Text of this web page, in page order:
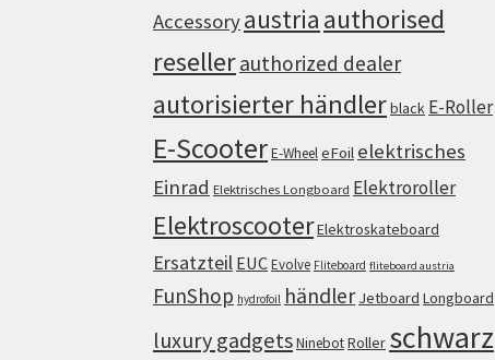
Accessoryaustria authorised
resellerauthorized dealer
autorisierter händlerblack E-Roller
E-ScooterE-WheeleFoil elektrisches
Einrad Elektrisches Longboard Elektroroller
ElektroscooterElektroskateboard
Ersatzteil EUCEvolve Fliteboard fliteboard austria
FunShop hydrofoil händler Jetboard Longboard
luxury gadgetsNinebotRoller schwarz